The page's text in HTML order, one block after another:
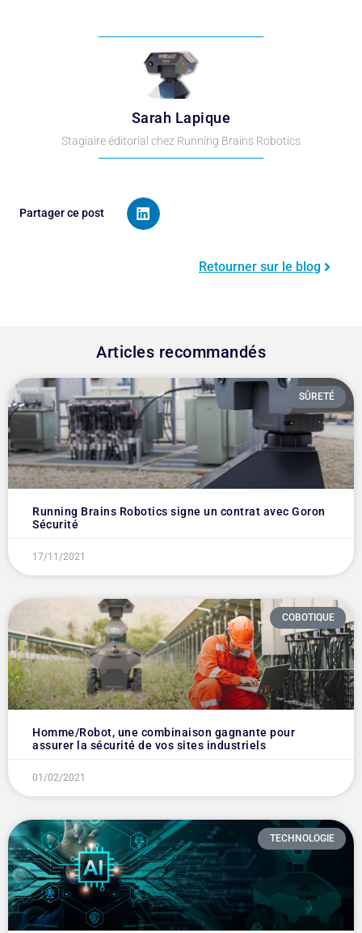
Sarah Lapique
Stagiaire éditorial chez Running Brains Robotics
Partager ce post
Retourner sur le blog
Articles recommandés
SÛRETÉ
Running Brains Robotics signe un contrat avec Goron
Sécurité
17/11/2021
COBOTIQUE
Homme/Robot, une combinaison gagnante pour
assurer la sécurité de vos sites industriels
01/02/2021
TECHNOLOGIE